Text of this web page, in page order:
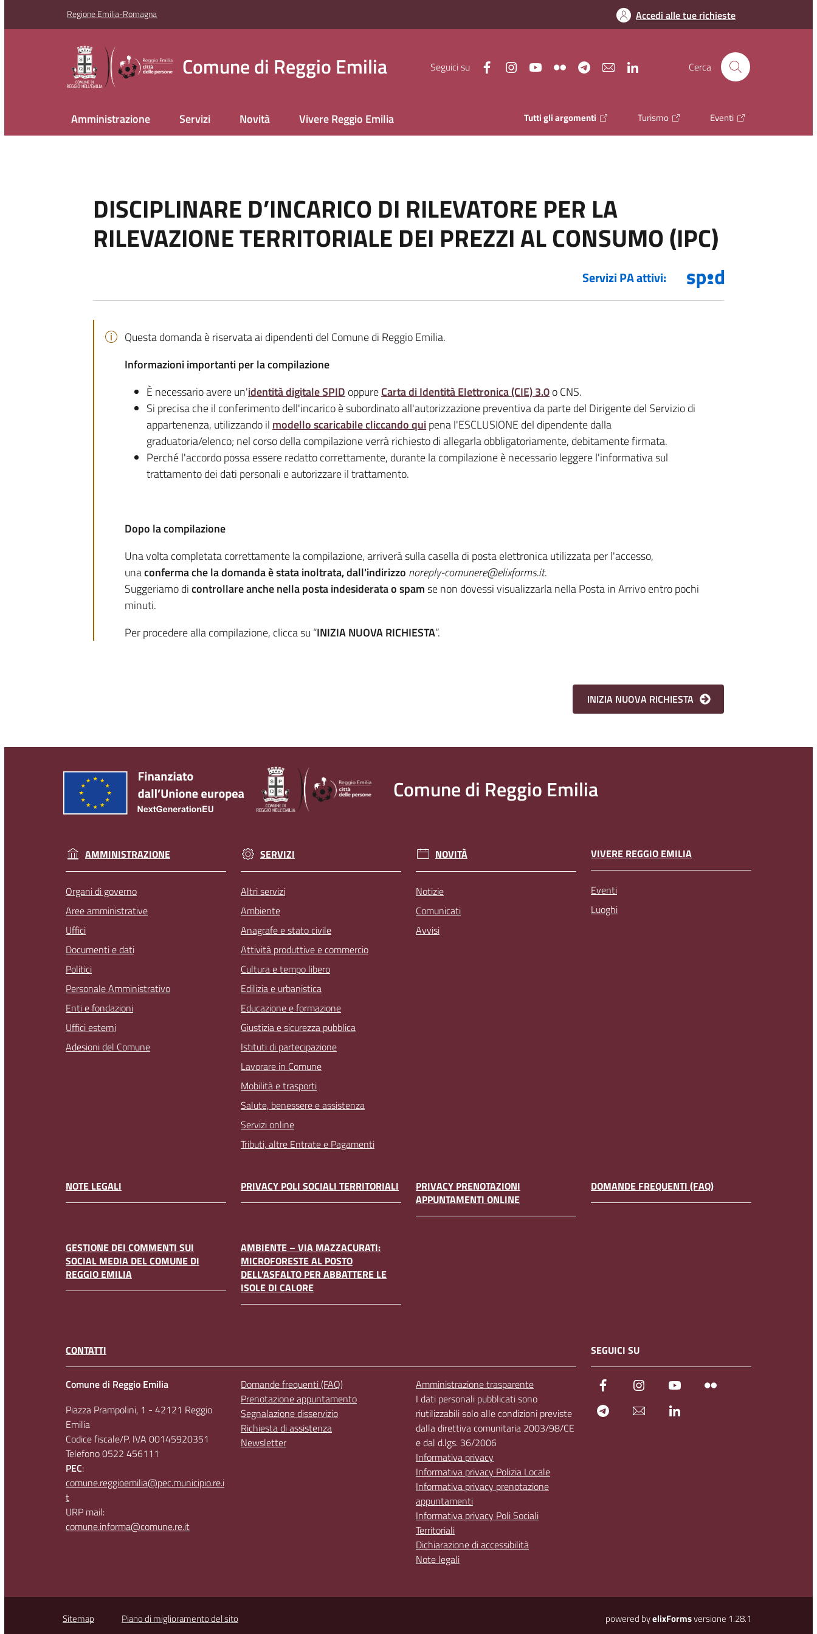
Regione Emilia-Romagna Accedi alle tue richieste
Comune di Reggio Emilia Seguici su FacebookInstagramYouTube Flickr TelegramNewsletter Cerca
Amministrazione Servizi Novità Vivere Reggio Emilia Tutti gli argomenti Turismo Eventi
DISCIPLINARE D’INCARICO DI RILEVATORE PER LA
RILEVAZIONE TERRITORIALE DEI PREZZI AL CONSUMO (IPC)
Servizi PA attivi:
Questa domanda è riservata ai dipendenti del Comune di Reggio Emilia.
Informazioniimportanti per la compilazione
È necessario avere un'identità digitale SPID oppureCarta di Identità Elettronica (CIE) 3.0o CNS.
Si precisa che il conferimento dell'incarico è subordinato all'autorizzazione preventiva da parte del Dirigente del Servizio di
appartenenza, utilizzando il modello scaricabile cliccando quipena l'ESCLUSIONE del dipendente dalla
graduatoria/elenco; nel corso della compilazione verrà richiesto di allegarla obbligatoriamente, debitamente firmata.
Perché l'accordo possa essere redatto correttamente, durante la compilazione è necessario leggere l'informativa sul
trattamento dei dati personali e autorizzare il trattamento.
Dopo la compilazione
Una volta completata correttamente la compilazione, arriverà sulla casella di posta elettronica utilizzata per l'accesso,
unaconferma che la domanda è stata inoltrata,dall'indirizzo noreply-comunere@elixforms.it.
Suggeriamo dicontrollare anche nella posta indesiderata o spamse non dovessi visualizzarla nella Posta in Arrivo entro pochi
minuti.
Per procedere alla compilazione, clicca su “INIZIANUOVA RICHIESTA”.
Comune di Reggio Emilia
AMMINISTRAZIONE
Organi di governo
Aree amministrative
Uffici
Documenti e dati
Politici
Personale Amministrativo
Enti e fondazioni
Uffici esterni
Adesioni del Comune
SERVIZI
Altri servizi
Ambiente
Anagrafe e stato civile
Attività produttive e commercio
Cultura e tempo libero
Edilizia e urbanistica
Educazione e formazione
Giustizia e sicurezza pubblica
Istituti di partecipazione
Lavorare in Comune
Mobilità e trasporti
Salute, benessere e assistenza
Servizi online
Tributi, altre Entrate e Pagamenti
NOVITÀ
Notizie
Comunicati
Avvisi
VIVERE REGGIO EMILIA
Eventi
Luoghi
NOTE LEGALI PRIVACY POLI SOCIALI TERRITORIALI
PRIVACY PRENOTAZIONI
APPUNTAMENTI ONLINE
DOMANDE FREQUENTI (FAQ)
GESTIONE DEI COMMENTI SUI
SOCIAL MEDIA DEL COMUNE DI
REGGIO EMILIA
AMBIENTE – VIA MAZZACURATI:
MICROFORESTE AL POSTO
DELL’ASFALTO PER ABBATTERE LE
ISOLE DI CALORE
CONTATTI
Comune di Reggio Emilia
Piazza Prampolini, 1 - 42121 Reggio
Emilia
Codice fiscale/P. IVA 00145920351
Telefono 0522 456111
PEC:
comune.reggioemilia@pec.municipio.re.i
t
URP mail:
comune.informa@comune.re.it
Domande frequenti (FAQ)
Prenotazione appuntamento
Segnalazione disservizio
Richiesta di assistenza
Newsletter
Amministrazione trasparente
I dati personali pubblicati sono
riutilizzabili solo alle condizioni previste
dalla direttiva comunitaria 2003/98/CE
e dal d.lgs. 36/2006
Informativa privacy
Informativa privacy Polizia Locale
Informativa privacy prenotazione
appuntamenti
Informativa privacy Poli Sociali
Territoriali
Dichiarazione di accessibilità
Note legali
SEGUICI SU
Facebook Instagram YouTube
Telegram Newsletter
Sitemap Piano di miglioramento del sito powered byelixFormsversione 1.28.1